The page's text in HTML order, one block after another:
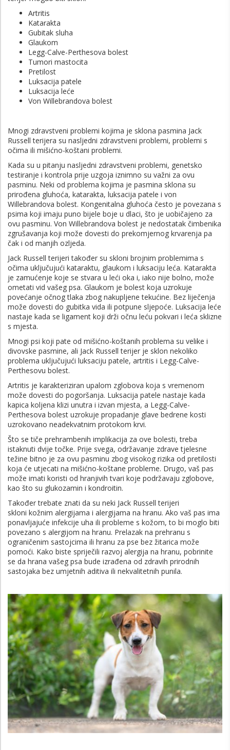
Artritis
Katarakta
Gubitak sluha
Glaukom
Legg-Calve-Perthesova bolest
Tumori mastocita
Pretilost
Luksacija patele
Luksacija leće
Von Willebrandova bolest
Mnogi zdravstveni problemi kojima je sklona pasmina Jack
Russell terijera su nasljedni zdravstveni problemi, problemi s
očima ili mišićno-koštani problemi.
Kada su u pitanju nasljedni zdravstveni problemi, genetsko
testiranje i kontrola prije uzgoja iznimno su važni za ovu
pasminu. Neki od problema kojima je pasmina sklona su
prirođena gluhoća, katarakta, luksacija patele i von
Willebrandova bolest. Kongenitalna gluhoća često je povezana s
psima koji imaju puno bijele boje u dlaci, što je uobičajeno za
ovu pasminu. Von Willebrandova bolest je nedostatak čimbenika
zgrušavanja koji može dovesti do prekomjernog krvarenja pa
čak i od manjih ozljeda.
Jack Russell terijeri također su skloni brojnim problemima s
očima uključujući kataraktu, glaukom i luksaciju leća. Katarakta
je zamućenje koje se stvara u leći oka i, iako nije bolno, može
ometati vid vašeg psa. Glaukom je bolest koja uzrokuje
povećanje očnog tlaka zbog nakupljene tekućine. Bez liječenja
može dovesti do gubitka vida ili potpune sljepoće. Luksacija leće
nastaje kada se ligament koji drži očnu leću pokvari i leća sklizne
s mjesta.
Mnogi psi koji pate od mišićno-koštanih problema su velike i
divovske pasmine, ali Jack Russell terijer je sklon nekoliko
problema uključujući luksaciju patele, artritis i Legg-Calve-
Perthesovu bolest.
Artritis je karakteriziran upalom zglobova koja s vremenom
može dovesti do pogoršanja. Luksacija patele nastaje kada
kapica koljena klizi unutra i izvan mjesta, a Legg-Calve-
Perthesova bolest uzrokuje propadanje glave bedrene kosti
uzrokovano neadekvatnim protokom krvi.
Što se tiče prehrambenih implikacija za ove bolesti, treba
istaknuti dvije točke. Prije svega, održavanje zdrave tjelesne
težine bitno je za ovu pasminu zbog visokog rizika od pretilosti
koja će utjecati na mišićno-koštane probleme. Drugo, vaš pas
može imati koristi od hranjivih tvari koje podržavaju zglobove,
kao što su glukozamin i kondroitin.
Također trebate znati da su neki Jack Russell terijeri
skloni kožnim alergijama i alergijama na hranu. Ako vaš pas ima
ponavljajuće infekcije uha ili probleme s kožom, to bi moglo biti
povezano s alergijom na hranu. Prelazak na prehranu s
ograničenim sastojcima ili hranu za pse bez žitarica može
pomoći. Kako biste spriječili razvoj alergija na hranu, pobrinite
se da hrana vašeg psa bude izrađena od zdravih prirodnih
sastojaka bez umjetnih aditiva ili nekvalitetnih punila.